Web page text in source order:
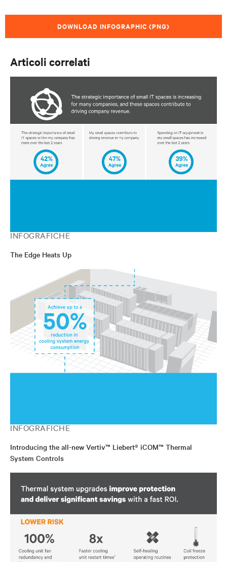
DOWNLOAD INFOGRAPHIC (PNG)
Articoli correlati
INFOGRAFICHE
The Edge Heats Up
INFOGRAFICHE
Introducing the all-new Vertiv™ Liebert® iCOM™ Thermal
System Controls